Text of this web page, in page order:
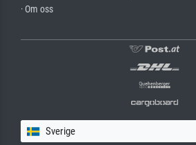
· Om oss
Sverige